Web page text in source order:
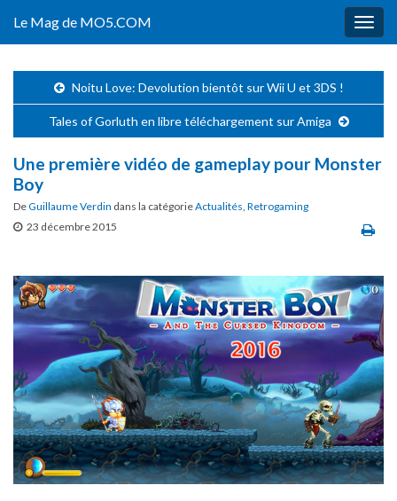
Le Mag de MO5.COM
Noitu Love: Devolution bientôt sur Wii U et 3DS !
Tales of Gorluth en libre téléchargement sur Amiga
Une première vidéo de gameplay pour Monster
Boy
DeGuillaume Verdin dans la catégorieActualités, Retrogaming
23 décembre 2015